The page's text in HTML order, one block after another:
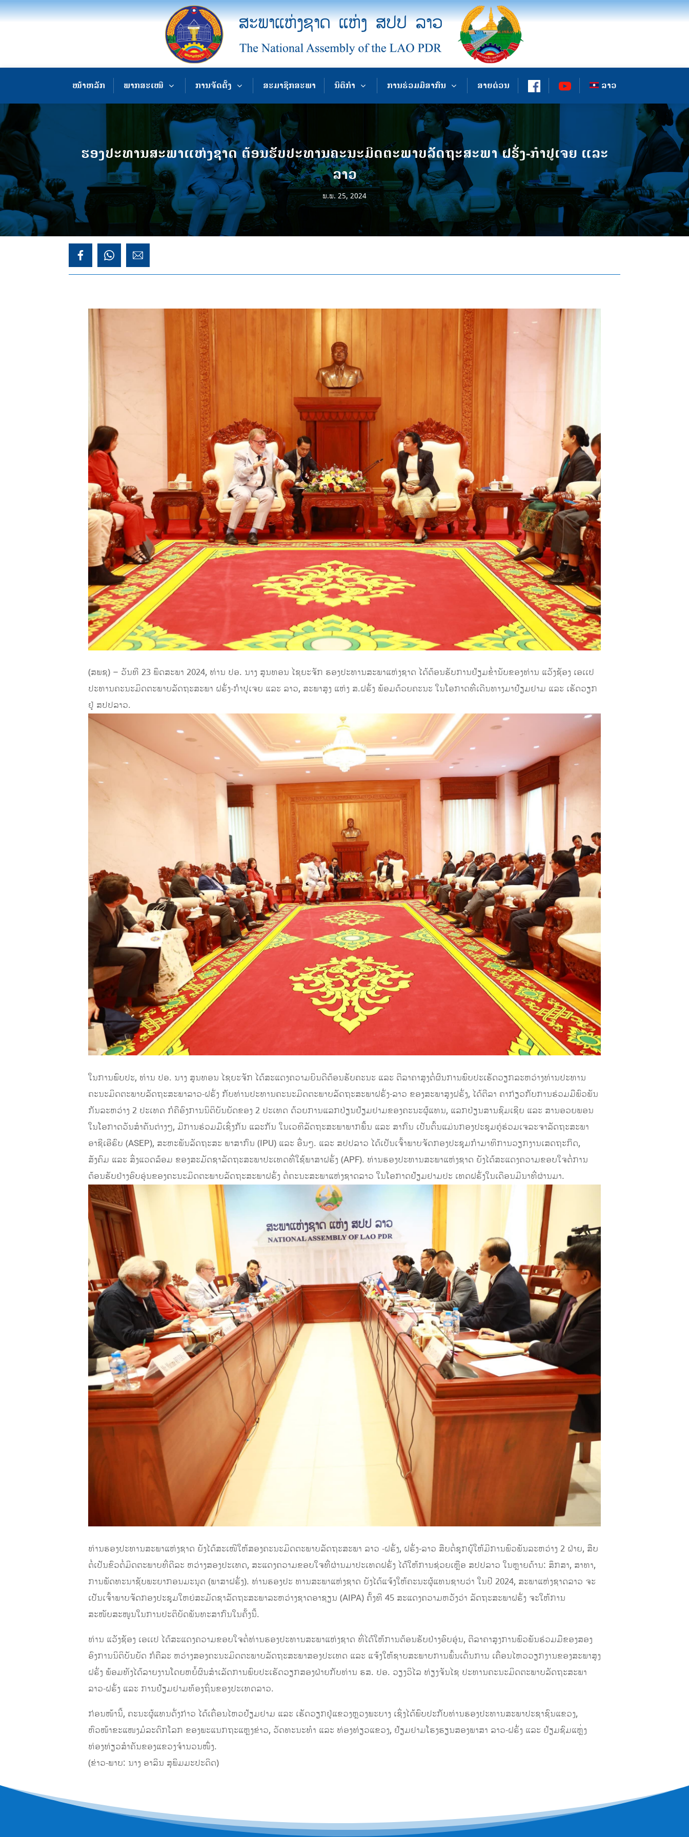
ໜ້າຫລັກ ພາກສະເໜີ ການຈັດຕັ້ງ ສະມາຊິກສະພາ ນິຕິກຳ ການຮ່ວມມືສາກົນ ສາຍດ່ວນ ລາວ
ຮອງປະທານສະພາແຫ່ງຊາດ ຕ້ອນຮັບປະທານຄະນະມິດຕະພາບລັດຖະສະພາ ຝຣັ່ງ-ກໍາປູເຈຍ ແລະ
ລາວ
ພ.ພ. 25, 2024
(ສພຊ) – ວັນທີ 23 ພຶດສະພາ 2024, ທ່ານ ປອ. ນາງ ສູນທອນ ໄຊຍະຈັກ ຮອງປະທານສະພາແຫ່ງຊາດ ໄດ້ຕ້ອນຮັບການຢ້ຽມຂໍ່ານັບຂອງທ່ານ ແວັງຊັອງ ເອເເປ
ປະທານຄະນະມິດຕະພາບລັດຖະສະພາ ຝຣັ່ງ-ກໍາປູເຈຍ ແລະ ລາວ, ສະພາສູງ ແຫ່ງ ສ.ຝຣັ່ງ ພ້ອມດ້ວຍຄະນະ ໃນໂອກາດທີ່ເດີນທາງມາຢ້ຽມຢາມ ແລະ ເຮັດວຽກ
ຢູ່ ສປປລາວ.
ໃນການພົບປະ, ທ່ານ ປອ. ນາງ ສູນທອນ ໄຊຍະຈັກ ໄດ້ສະແດງຄວາມຍິນດີຕ້ອນຮັບຄະນະ ແລະ ຕີລາຄາສູງຕໍ່ຜົນການພົບປະເຮັດວຽກລະຫວ່າງທ່ານປະທານ
ຄະນະມິດຕະພາບລັດຖະສະພາລາວ-ຝຣັ່ງ ກັບທ່ານປະທານຄະນະມິດຕະພາບລັດຖະສະພາຝຣັ່ງ-ລາວ ຂອງສະພາສູງຝຣັ່ງ, ໄດ້ຕີລາ ຄາກ່ຽວກັບການຮ່ວມມືພົວພັນ
ກັນລະຫວ່າງ 2 ປະເທດ ກໍຄືອົງການນິຕິບັນຍັດຂອງ 2 ປະເທດ ດ້ວຍການແລກປ່ຽນຢ້ຽມຢາມຂອງຄະນະຜູ້ແທນ, ແລກປ່ຽນສານຊົມເຊີຍ ແລະ ສານອວຍພອນ
ໃນໂອກາດວັນສໍາຄັນຕ່າງໆ, ມີການຮ່ວມມືເຊິ່ງກັນ ແລະກັນ ໃນເວທີລັດຖະສະພາພາກພື້ນ ແລະ ສາກົນ ເປັນຕົ້ນແມ່ນກອງປະຊຸມຄູ່ຮ່ວມເຈລະຈາລັດຖະສະພາ
ອາຊີເອີຣົບ (ASEP), ສະຫະພັນລັດຖະສະ ພາສາກົນ (IPU) ແລະ ອື່ນໆ. ແລະ ສປປລາວ ໄດ້ເປັນເຈົ້າພາບຈັດກອງປະຊຸມກຳມາທິການວຽກງານເສດຖະກິດ,
ສັງຄົມ ແລະ ສິ່ງແວດລ້ອມ ຂອງສະມັດຊາລັດຖະສະພາປະເທດທີ່ໃຊ້ພາສາຝຣັ່ງ (APF). ທ່ານຮອງປະທານສະພາແຫ່ງຊາດ ຍັງໄດ້ສະແດງຄວາມຂອບໃຈຕໍ່ການ
ຕ້ອນຮັບຢ່າງອົບອຸ່ນຂອງຄະນະມິດຕະພາບລັດຖະສະພາຝຣັ່ງ ຕໍ່ຄະນະສະພາແຫ່ງຊາດລາວ ໃນໂອກາດຢ້ຽມຢາມປະ ເທດຝຣັ່ງໃນເດືອນມີນາທີ່ຜ່ານມາ.
ທ່ານຮອງປະທານສະພາແຫ່ງຊາດ ຍັງໄດ້ສະເໜີໃຫ້ສອງຄະນະມິດຕະພາບລັດຖະສະພາ ລາວ -ຝຣັ່ງ, ຝຣັ່ງ-ລາວ ສືບຕໍ່ຊຸກຍູ້ໃຫ້ມີການພົວພັນລະຫວ່າງ 2 ຝ່າຍ, ສືບ
ຕໍ່ເປັນຂົວຕໍ່ມິດຕະພາບທີ່ດີລະ ຫວ່າງສອງປະເທດ, ສະແດງຄວາມຂອບໃຈທີ່ຜ່ານມາປະເທດຝຣັ່ງ ໄດ້ໃຫ້ການຊ່ວຍເຫຼືອ ສປປລາວ ໃນຫຼາຍດ້ານ: ສຶກສາ, ສາທາ,
ການພັດທະນາຊັບພະຍາກອນມະນຸດ (ພາສາຝຣັ່ງ). ທ່ານຮອງປະ ທານສະພາແຫ່ງຊາດ ຍັງໄດ້ແຈ້ງໃຫ້ຄະນະຜູ້ແທນຊາບວ່າ ໃນປີ 2024, ສະພາແຫ່ງຊາດລາວ ຈະ
ເປັນເຈົ້າພາບຈັດກອງປະຊຸມໃຫຍ່ສະມັດຊາລັດຖະສະພາລະຫວ່າງຊາດອາຊຽນ (AIPA) ຄັ້ງທີ 45 ສະແດງຄວາມຫວັງວ່າ ລັດຖະສະພາຝຣັ່ງ ຈະໃຫ້ການ
ສະໜັບສະໜູນໃນການປະຕິບັດພັນທະສາກົນໃນຄັ້ງນີ້.
ທ່ານ ແວັງຊັອງ ເອເເປ ໄດ້ສະແດງຄວາມຂອບໃຈຕໍ່ທ່ານຮອງປະທານສະພາແຫ່ງຊາດ ທີ່ໄດ້ໃຫ້ການຕ້ອນຮັບຢ່າງອົບອຸ່ນ, ຕີລາຄາສູງການພົວພັນຮ່ວມມືຂອງສອງ
ອົງການນິຕິບັນຍັດ ກໍຄືລະ ຫວ່າງສອງຄະນະມິດຕະພາບລັດຖະສະພາສອງປະເທດ ແລະ ແຈ້ງໃຫ້ຊາບສະພາບການພົ້ນເດັ່ນການ ເຄື່ອນໄຫວວຽກງານຂອງສະພາສູງ
ຝຣັ່ງ ພ້ອມທັງໄດ້ລາຍງານໂດຍຫຍໍ້ຜົນສໍາເລັດການພົບປະເຮັດວຽກສອງຝ່າຍກັບທ່ານ ຮສ. ປອ. ວຽງວິໄລ ທ່ຽງຈັນໄຊ ປະທານຄະນະມິດຕະພາບລັດຖະສະພາ
ລາວ-ຝຣັ່ງ ແລະ ການຢ້ຽມຢາມທ້ອງຖິ່ນຂອງປະເທດລາວ.
ກ່ອນໜ້ານີ້, ຄະນະຜູ້ແທນດັ່ງກ່າວ ໄດ້ເຄື່ອນໄຫວຢ້ຽມຢາມ ແລະ ເຮັດວຽກຢູ່ແຂວງຫຼວງພະບາງ ເຊິ່ງໄດ້ພົບປະກັບທ່ານຮອງປະທານສະພາປະຊາຊົນແຂວງ,
ຫົວໜ້າຂະແໜງມໍລະດົກໂລກ ຂອງພະແນກຖະແຫຼງຂ່າວ, ວັດທະນະທຳ ແລະ ທ່ອງທ່ຽວແຂວງ, ຢ້ຽມຢາມໂຮງຮຽນສອງພາສາ ລາວ-ຝຣັ່ງ ແລະ ຢ້ຽມຊົມແຫຼ່ງ
ທ່ອງທ່ຽວສຳຄັນຂອງແຂວງຈຳນວນໜຶ່ງ.
(ຂ່າວ-ພາບ: ນາງ ອາລິນ ສຸພິມມະປະດິດ)